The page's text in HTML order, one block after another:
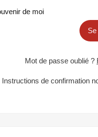
de moi
Mot de passe oublié ?
Instructions de confirmation